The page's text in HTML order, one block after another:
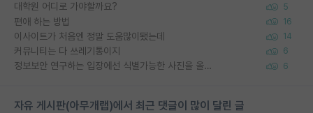
대학원 어디로 가야할까요? 5
편애 하는 방법 16
이사이트가 처음엔 정말 도움많이됐는데 14
커뮤니티는 다 쓰레기통이지 6
정보보안 연구하는 입장에선 식별가능한 사진을 올리는건 비추이긴함 6
자유 게시판(아무개랩)에서 최근 댓글이 많이 달린 글